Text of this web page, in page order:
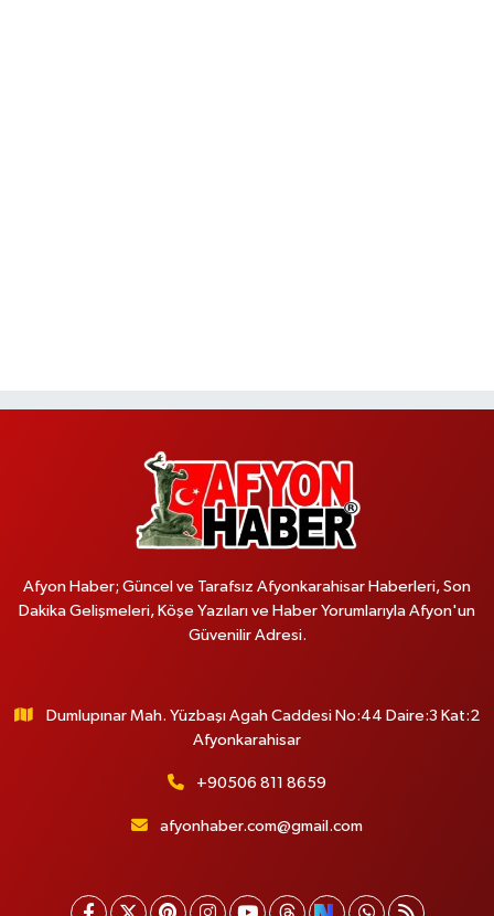
Afyon Haber; Güncel ve Tarafsız Afyonkarahisar Haberleri, Son
Dakika Gelişmeleri, Köşe Yazıları ve Haber Yorumlarıyla Afyon'un
Güvenilir Adresi.
Dumlupınar Mah. Yüzbaşı Agah Caddesi No:44 Daire:3 Kat:2
Afyonkarahisar
+90506 811 8659
afyonhaber.com@gmail.com